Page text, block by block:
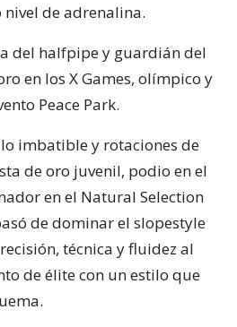
de adrenalina.
del halfpipe y guardián del
en los X Games, olímpico y
Peace Park.
imbatible y rotaciones de
de oro juvenil, podio en el
en el Natural Selection
de dominar el slopestyle
técnica y fluidez al
de élite con un estilo que